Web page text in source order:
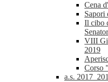
Cena
Sapori
Il cibo
VIII
2019
Corso
a.s.